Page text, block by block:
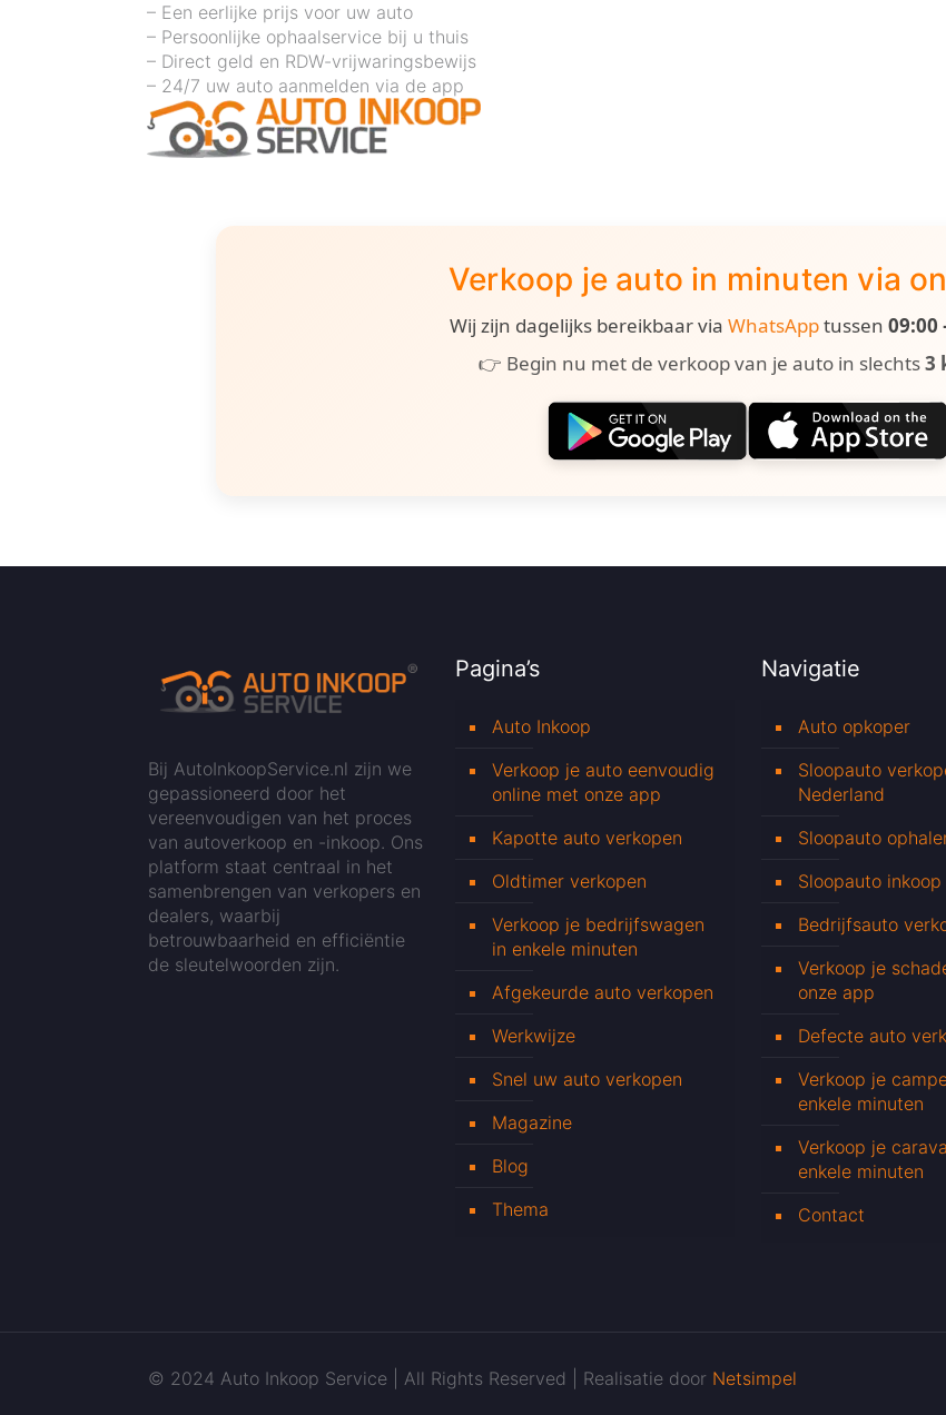
– Een eerlijke prijs voor uw auto
– Persoonlijke ophaalservice bij u thuis
– Direct geld en RDW-vrijwaringsbewijs
– 24/7 uw auto aanmelden via de app
Verkoop je auto in minuten via
Wij zijn dagelijks bereikbaar via WhatsApptussen 09:00
👉 Begin nu met de verkoop van je auto in slechts3
Bij AutoInkoopService.nl zijn we
gepassioneerd door het
vereenvoudigen van het proces
van autoverkoop en -inkoop. Ons
platform staat centraal in het
samenbrengen van verkopers en
dealers, waarbij
betrouwbaarheid en efficiëntie
de sleutelwoorden zijn.
Pagina’s
Auto Inkoop
Verkoop je auto eenvoudig
online met onze app
Kapotte auto verkopen
Oldtimer verkopen
Verkoop je bedrijfswagen
in enkele minuten
Afgekeurde auto verkopen
Werkwijze
Snel uw auto verkopen
Magazine
Blog
Thema
Navigatie
Auto opkoper
Sloopauto
Nederland
Sloopauto
Sloopauto inkoop
Bedrijfsauto
Verkoop je
onze app
Defecte auto
Verkoop je
enkele minuten
Verkoop je
enkele minuten
Contact
© 2024 Auto Inkoop Service | All Rights Reserved | Realisatie door Netsimpel